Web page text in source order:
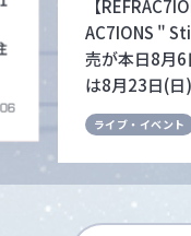
【
AC7IONS "
売が本日8月
は8月23日(日
ライブ・イベント